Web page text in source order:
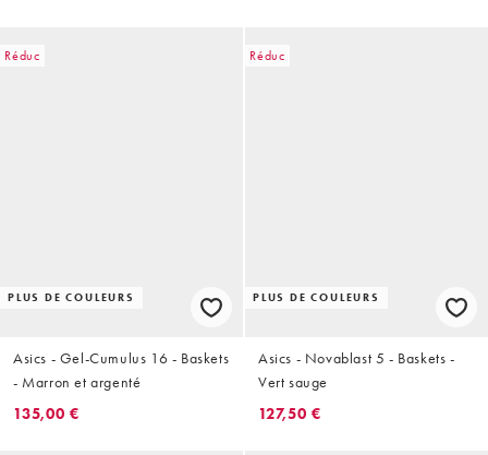
Réduc
PLUS DE COULEURS
Asics - Gel-Cumulus 16 - Baskets
- Marron et argenté
135,00 €
Réduc
PLUS DE COULEURS
Asics - Novablast 5 - Baskets -
Vert sauge
127,50 €